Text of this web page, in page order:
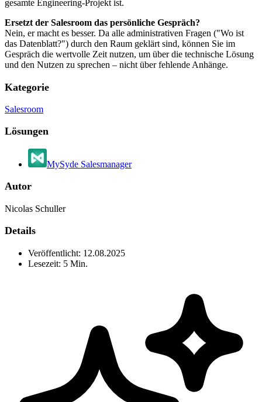
gesamte Engineering-Projekt ist.
Ersetzt der Salesroom das persönliche Gespräch?
Nein, er macht es besser. Da alle administrativen Fragen ("Wo ist
das Datenblatt?") durch den Raum geklärt sind, können Sie im
Gespräch die wertvolle Zeit nutzen, um über die technische Lösung
und den Nutzen zu sprechen – nicht über fehlende Anhänge.
Kategorie
Salesroom
Lösungen
MySyde Salesmanager
Autor
Nicolas Schuller
Details
Veröffentlicht: 12.08.2025
Lesezeit: 5 Min.